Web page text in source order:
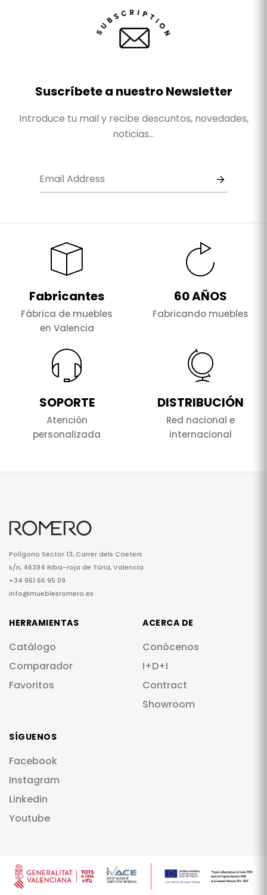
Suscríbete a nuestro Newsletter
Introduce tu mail y recibe descuntos, novedades,
noticias...
Fabricantes
Fábrica de muebles
en Valencia
60 AÑOS
Fabricando muebles
SOPORTE
Atención
personalizada
DISTRIBUCIÓN
Red nacional e
internacional
Polígono Sector 13, Carrer dels Coeters
s/n, 46394 Riba-roja de Túria, Valencia
+34 961 66 95 09
info@mueblesromero.es
HERRAMIENTAS
Catálogo
Comparador
Favoritos
ACERCA DE
Conócenos
I+D+I
Contract
Showroom
SÍGUENOS
Facebook
Instagram
Linkedin
Youtube